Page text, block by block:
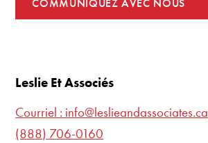
Leslie Et Associés
Courriel : info@leslieandassociates.ca
(888) 706-0160